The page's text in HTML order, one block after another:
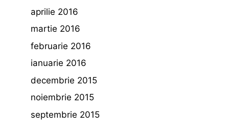
aprilie 2016
martie 2016
februarie 2016
ianuarie 2016
decembrie 2015
noiembrie 2015
septembrie 2015